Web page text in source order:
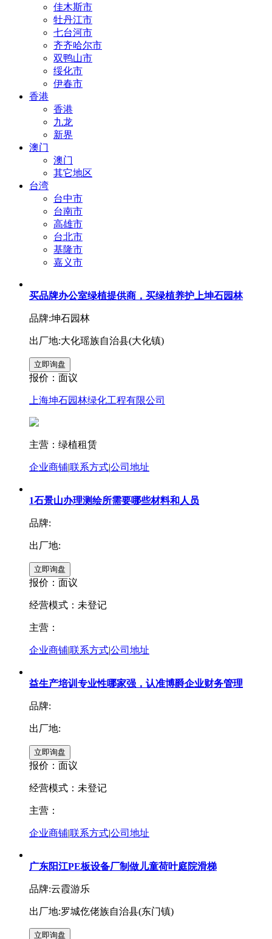
佳木斯市
牡丹江市
七台河市
齐齐哈尔市
双鸭山市
绥化市
伊春市
香港
香港
九龙
新界
澳门
澳门
其它地区
台湾
台中市
台南市
高雄市
台北市
基隆市
嘉义市
买品牌办公室绿植提供商，买绿植养护上坤石园林
品牌:坤石园林
出厂地:大化瑶族自治县(大化镇)
报价： 面议
上海坤石园林绿化工程有限公司
主营：绿植租赁
企业商铺|联系方式|公司地址
1石景山办理测绘所需要哪些材料和人员
品牌:
出厂地:
报价： 面议
经营模式：未登记
主营：
企业商铺|联系方式|公司地址
益生产培训专业性哪家强，认准博爵企业财务管理
品牌:
出厂地:
报价： 面议
经营模式：未登记
主营：
企业商铺|联系方式|公司地址
广东阳江PE板设备厂制做儿童荷叶庭院滑梯
品牌:云霞游乐
出厂地:罗城仡佬族自治县(东门镇)